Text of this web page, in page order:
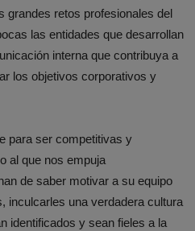
grandes retos profesionales del
las entidades que desarrollan
interna que contribuya a
los objetivos corporativos y
para ser competitivas y
al que nos empuja
de saber motivar a su equipo
inculcarles una verdadera cultura
identificados y sean fieles a la